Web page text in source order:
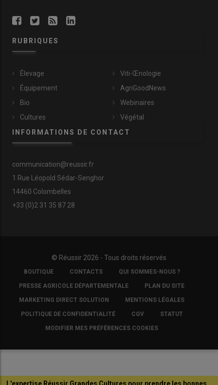
RUBRIQUES
Élevage
Équipement
Bio
Cultures
Viti-Œnologie
AgriGoodNews
Webinaires
Végétal
INFORMATIONS DE CONTACT
communication@reussir.fr
1 Rue Léopold Sédar-Senghor
14460 Colombelles
+33 (0)2 31 35 87 28
© Réussir 2026 - Tous droits réservés
FOOTER
COPYRIGHT
BOUTIQUE CONTACTS QUI SOMMES-NOUS ?
PRESSE AGRICOLE DÉPARTEMENTALE PLAN DU SITE
MARKETING DIRECT SOLUTION MENTIONS LÉGALES
POLITIQUE DE CONFIDENTIALITÉ CGV STATUT
MODIFIER MES PRÉFÉRENCES COOKIES